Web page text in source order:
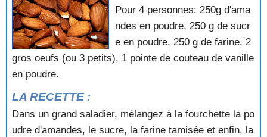
DELICE AU CASSIS
DELICE AU CHOCOLAT
DELICE AUX FRAISES
DELICE AUX GRIOTTES
DELICE AUX MARRONS GLACES
DELICE AUX NOISETTES
DELICE AUX POMMES
DELICIEUX AUX AMANDES
DELICIEUX AUX POIRES
Pour 4 personnes: 250g d'ama
ndes en poudre, 250 g de sucr
e en poudre, 250 g de farine, 2
gros oeufs (ou 3 petits), 1 pointe de couteau de vanille
en poudre.
LA RECETTE :
Dans un grand saladier, mélangez à la fourchette la po
udre d'amandes, le sucre, la farine tamisée et enfin, la